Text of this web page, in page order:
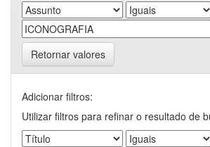
Retornar valores
Adicionar filtros:
Utilizar filtros para refinar o resultado de